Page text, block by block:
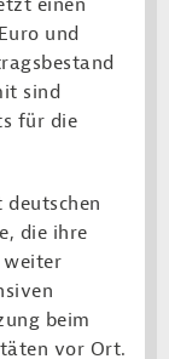
einen
und
sind
für die
deutschen
die ihre
weiter
beim
vor Ort.